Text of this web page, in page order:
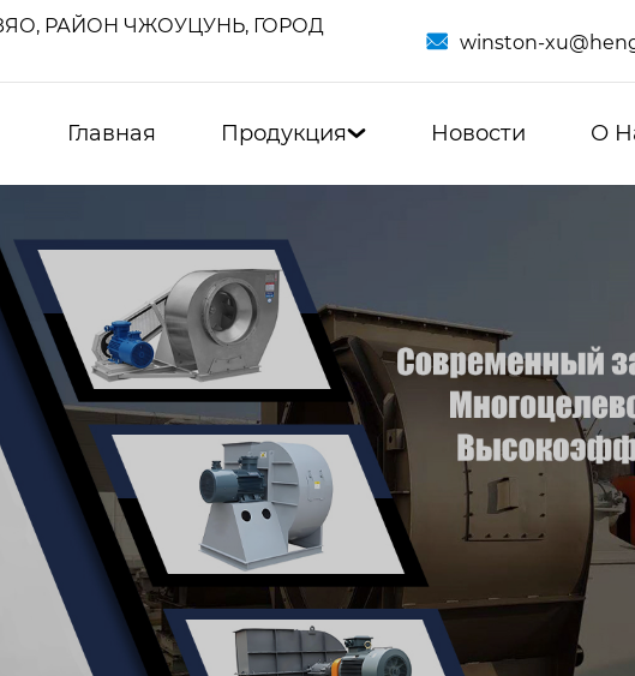
РАЙОН ЧЖОУЦУНЬ, ГОРОД
 winston-
Главная Продукция Новости О